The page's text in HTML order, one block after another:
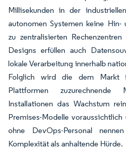
Millisekunden in der
autonomen Systemen keine Hin-
zu zentralisierten
Designs erfüllen auch
lokale Verarbeitung innerhalb
Folglich wird die dem Markt
Plattformen
Installationen das Wachstum
Premises-Modelle
ohne DevOps-Personal
Komplexität als anhaltende Hürde.